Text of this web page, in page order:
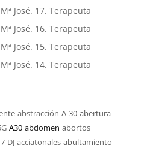
José. 17. Terapeuta
José. 16. Terapeuta
José. 15. Terapeuta
José. 14. Terapeuta
abstracción A-30 abertura
A30 abdomen abortos
DJ acciatonales abultamiento